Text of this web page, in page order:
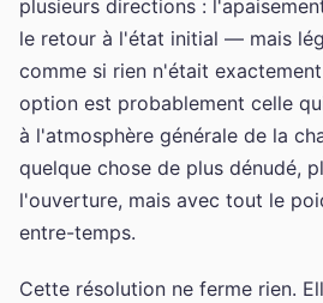
plusieurs directions :
le retour à l'état initial — mais
comme si rien n'était
option est probablement celle
à l'atmosphère générale de la
quelque chose de plus dénudé,
l'ouverture, mais avec tout le
entre-temps.
Cette résolution ne ferme rien.